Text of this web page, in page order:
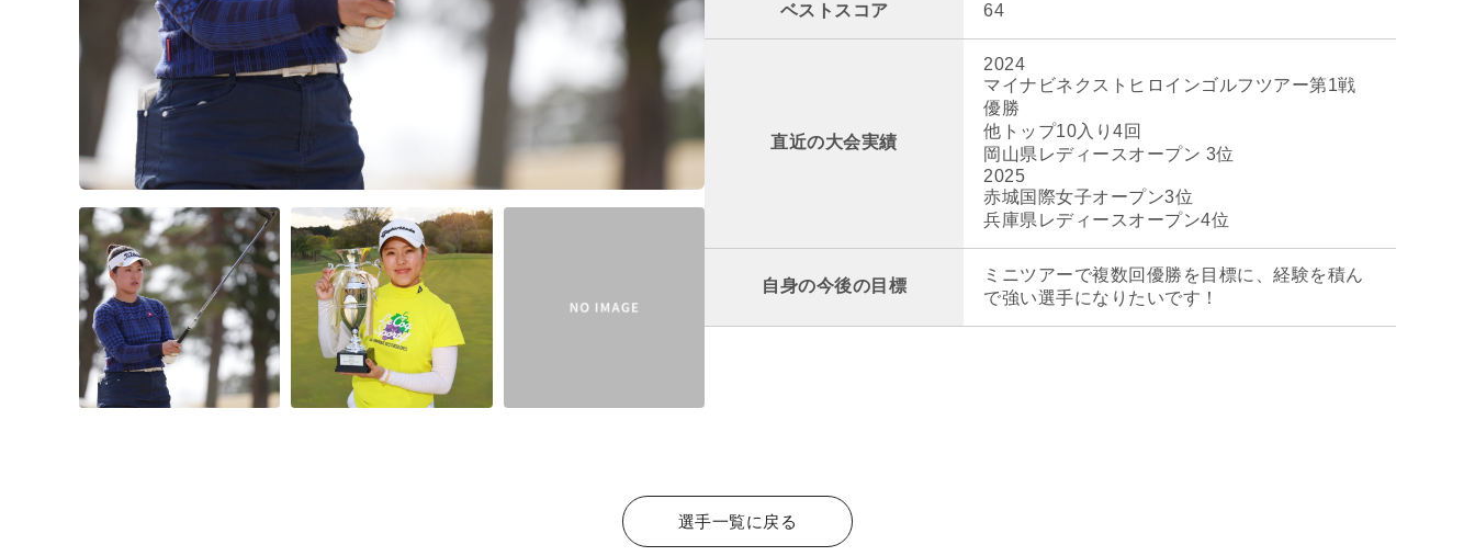
ベストスコア 64
直近の大会実績
2024
マイナビネクストヒロインゴルフツアー第1戦
優勝
他トップ10入り4回
岡山県レディースオープン 3位
2025
赤城国際女子オープン3位
兵庫県レディースオープン4位
自身の今後の目標
ミニツアーで複数回優勝を目標に、経験を積ん
で強い選手になりたいです！
選手一覧に戻る